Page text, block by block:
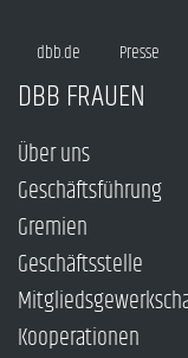
dbb.de Presse
DBB FRAUEN
Über uns
Geschäftsführung
Gremien
Geschäftsstelle
Kooperationen